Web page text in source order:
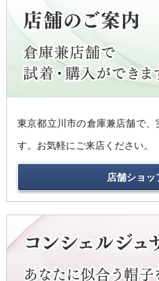
東京都立川市の倉庫兼店舗で
す。お気軽にご来店ください。
店舗ショッ